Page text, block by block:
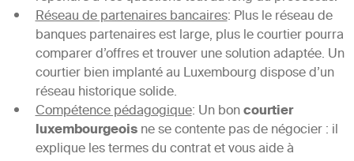
Réseau de partenaires bancaires: Plus le réseau de
banques partenaires est large, plus le courtier pourra
comparer d’offres et trouver une solution adaptée. Un
courtier bien implanté au Luxembourg dispose d’un
réseau historique solide.
Compétence pédagogique: Un boncourtier
luxembourgeoisne se contente pas de négocier : il
explique les termes du contrat et vous aide à